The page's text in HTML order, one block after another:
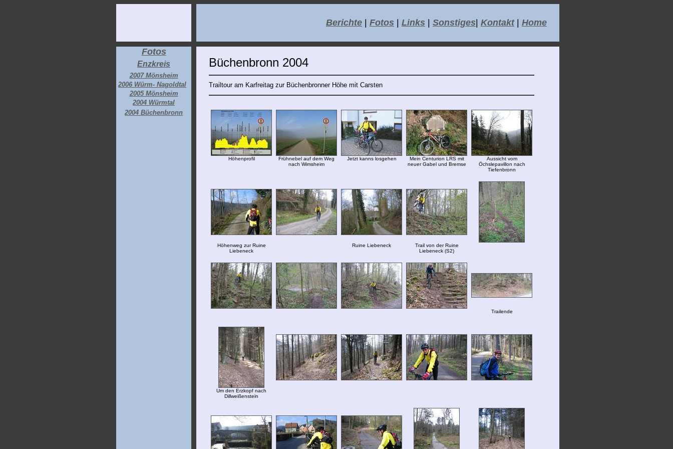
Berichte Fotos Links Sonstiges Kontakt| Home
Fotos
Enzkreis
2007 Mönsheim
2006 Würm- Nagoldtal
2005 Mönsheim
2004 Würmtal
2004 Büchenbronn
Büchenbronn 2004
Trailtour am Karfreitag zur Büchenbronner Höhe mit Carsten
Höhenprofil
Frühnebel auf dem Weg
nach Wimsheim
Jetzt kanns losgehen
Mein Centurion LRS mit
neuer Gabel und Bremse
Aussicht vom
Öchslepavillon nach
Tiefenbronn
Höhenweg zur Ruine
Liebeneck
Ruine Liebeneck
Trail von der Ruine
Liebeneck (S2)
Trailende
Um den Erzkopf nach
Dillweißenstein